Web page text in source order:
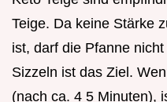
Teige. Da keine Stärke
ist, darf die Pfanne
Sizzeln ist das Ziel.
(nach ca. 4 5 Minuten),